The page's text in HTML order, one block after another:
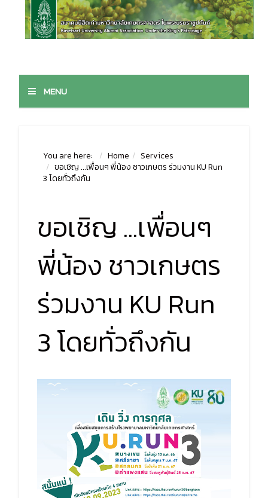
MENU
You are here: Home
Services
ขอเชิญ ...เพื่อนๆ พี่น้อง ชาวเกษตร ร่วมงาน KU Run
3 โดยทั่วถึงกัน
ขอเชิญ ...เพื่อนๆ
พี่น้อง ชาวเกษตร
ร่วมงาน KU Run
3 โดยทั่วถึงกัน